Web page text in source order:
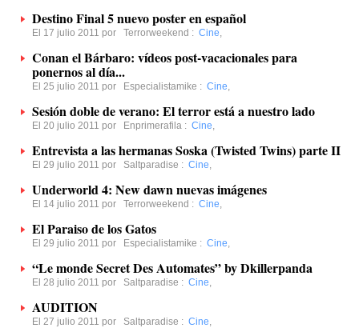
Destino Final 5 nuevo poster en español
El 17 julio 2011 por Terrorweekend : Cine,
Conan el Bárbaro: vídeos post-vacacionales para
ponernos al día...
El 25 julio 2011 por Especialistamike : Cine,
Sesión doble de verano: El terror está a nuestro lado
El 20 julio 2011 por Enprimerafila : Cine,
Entrevista a las hermanas Soska (Twisted Twins) parte II
El 29 julio 2011 por Saltparadise : Cine,
Underworld 4: New dawn nuevas imágenes
El 14 julio 2011 por Terrorweekend : Cine,
El Paraiso de los Gatos
El 29 julio 2011 por Especialistamike : Cine,
“Le monde Secret Des Automates” by Dkillerpanda
El 28 julio 2011 por Saltparadise : Cine,
AUDITION
El 27 julio 2011 por Saltparadise : Cine,